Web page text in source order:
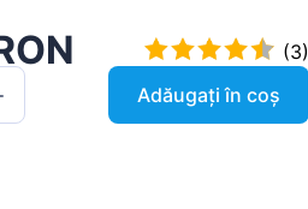
(3)
Adăugați în coș